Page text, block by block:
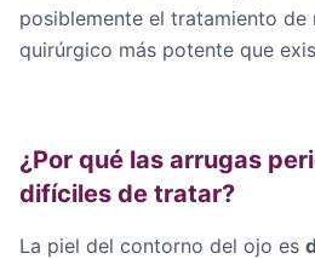
posiblemente el tratamiento de
quirúrgico más potente que
¿Por qué las arrugas
difíciles de tratar?
La piel del contorno del ojo es